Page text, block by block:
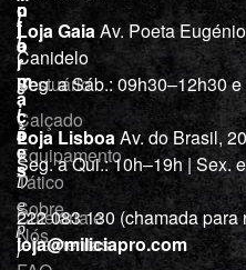
i
l
í
c
i
a
“
D
e
p
r
o
j
a
Vestuário
Calçado
Equipamento
Tático
Cutelaria e
ferramentas
n
f
o
r
m
a
ç
õ
e
s
Sobre
Nós
Loja GaiaAv. Poeta
Canidelo
Seg. a Sáb.: 09h30–12h30
Loja LisboaAv. do Brasil,
Seg. a Qui.: 10h–19h | Sex.
222 083 130 (chamada para
loja@miliciapro.com